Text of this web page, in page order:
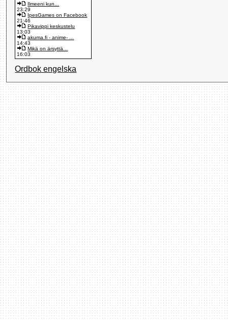
Ilmeeni kun...
23:29
IpesGames on Facebook
21:46
Pikavippi keskustelu
13:03
akuma.fi - anime- ...
14:43
Mikä on ärsyttä...
16:03
Ordbok engelska